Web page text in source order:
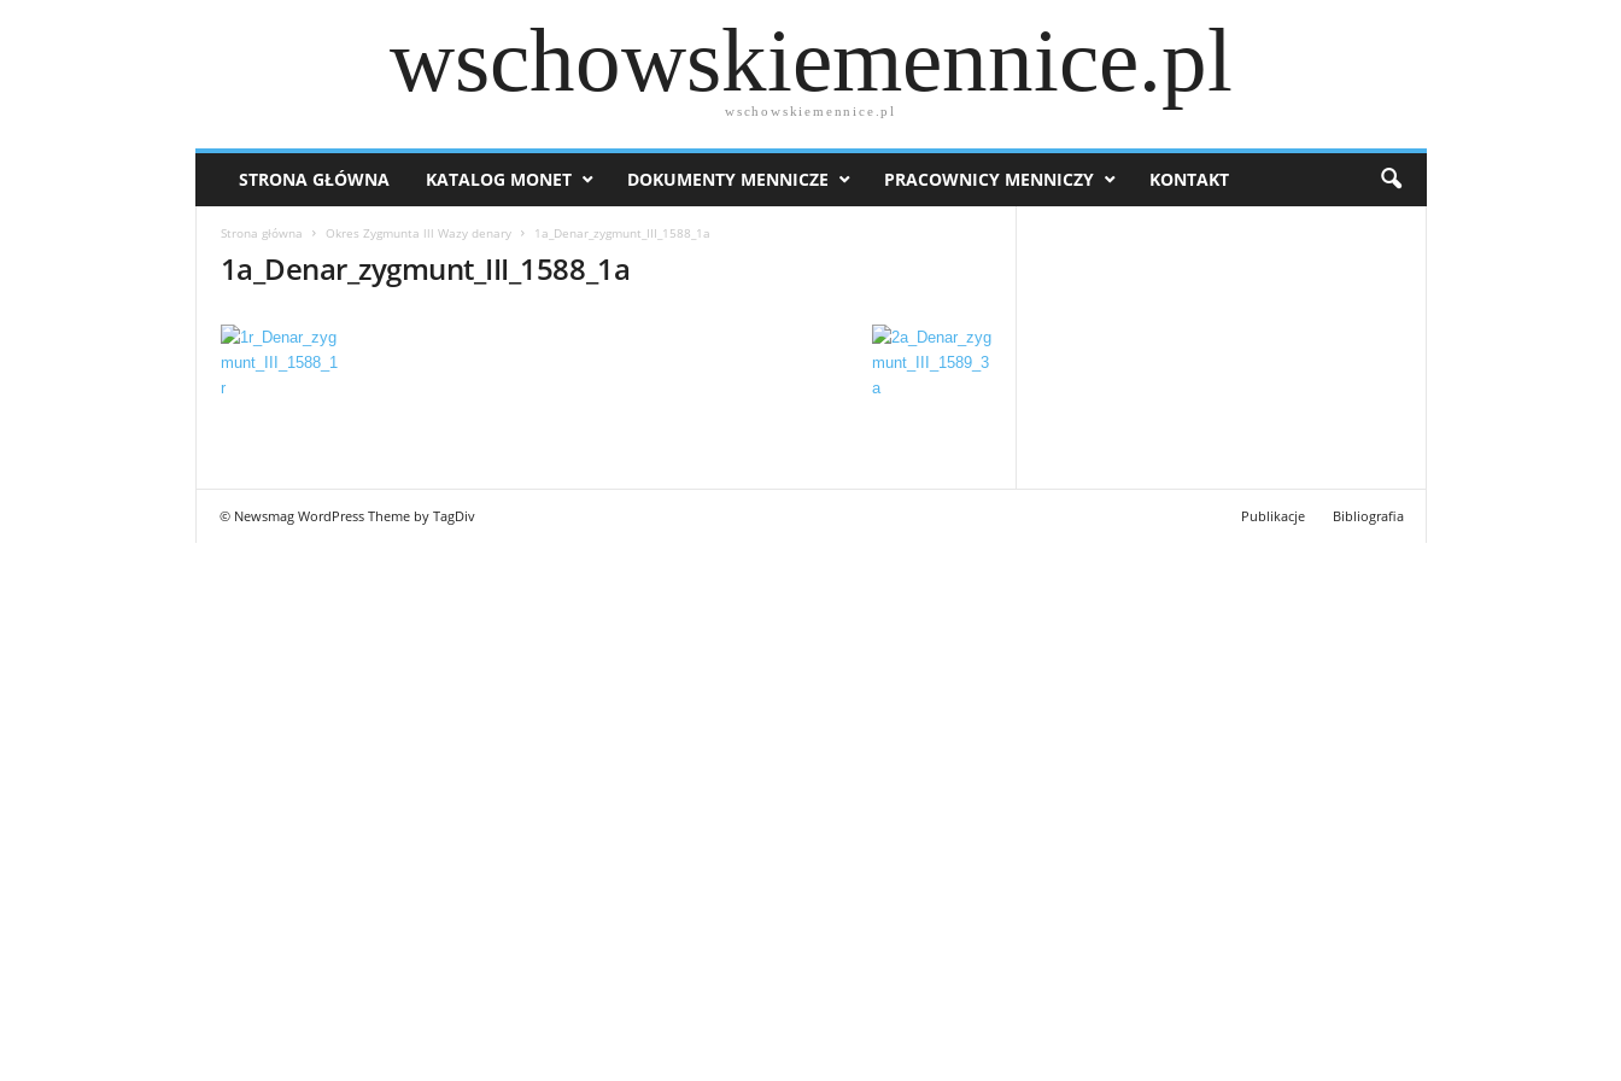
wschowskiemennice.pl
wschowskiemennice.pl
STRONA GŁÓWNA KATALOG MONET DOKUMENTY MENNICZE PRACOWNICY MENNICZY KONTAKT
Strona główna Okres Zygmunta lll Wazy denary 1a_Denar_zygmunt_III_1588_1a
1a_Denar_zygmunt_III_1588_1a
Publikacje Bibliografia
© Newsmag WordPress Theme by TagDiv